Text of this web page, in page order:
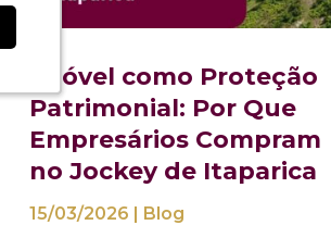
Imóvel como Proteção
Patrimonial: Por Que
Empresários Compram
no Jockey de Itaparica
15/03/2026 Blog